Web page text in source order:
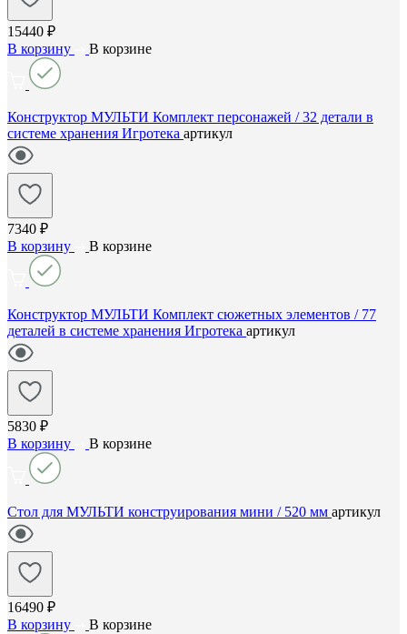
15440 ₽
В корзину
В корзине
Конструктор МУЛЬТИ Комплект персонажей / 32 детали в
системе хранения Игротека артикул
7340 ₽
В корзину
В корзине
Конструктор МУЛЬТИ Комплект сюжетных элементов / 77
деталей в системе хранения Игротека артикул
5830 ₽
В корзину
В корзине
Стол для МУЛЬТИ конструирования мини / 520 мм артикул
16490 ₽
В корзину
В корзине